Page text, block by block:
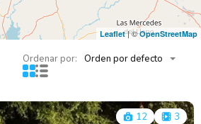
Leaflet| ©OpenStreetMap
Ordenar por: Orden por defecto
12 3